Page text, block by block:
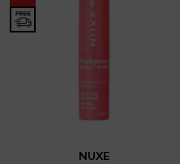
NUXE